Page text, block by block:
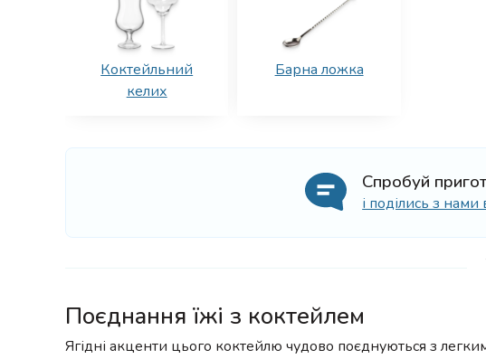
Коктейльний
келих
Барна ложка
Спробуй
і поділись з
Поєднання їжі з коктейлем
Ягідні акценти цього коктейлю чудово поєднуються з